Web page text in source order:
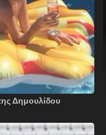
Δημουλίδου